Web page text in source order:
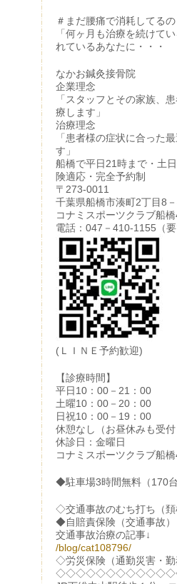
＃まだ腰痛で消耗してるの
「何ヶ月も治療を続けて
れているあなたに・・・
なかお鍼灸接骨院
企業理念
「スタッフとその家族、
療します」
治療理念
「患者様の症状に合った
す」
船橋で平日21時まで・土
険適応・完全予約制
〒273-0011
千葉県船橋市湊町2丁目8
コナミスポーツクラブ船
電話：047－410-1155（要
(ＬＩＮＥ予約歓迎)
【診療時間】
平日10：00－21：00
土曜10：00－20：00
日祝10：00－19：00
休憩なし（お昼休みも受付
休診日：金曜日
コナミスポーツクラブ船橋
◆駐車場3時間無料（170台
◇交通事故のむち打ち（
◆自賠責保険（交通事故
交通事故治療の記事↓
/blog/cat108796/
◇労災保険（通勤災害・勤